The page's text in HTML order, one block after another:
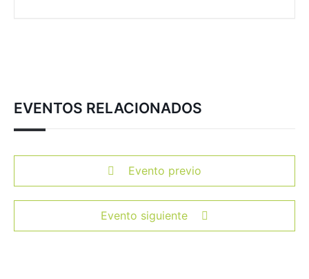
EVENTOS RELACIONADOS
Evento previo
Evento siguiente